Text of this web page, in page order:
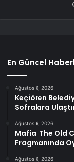
En Güncel
Ağustos 6, 2026
Keçiören
Sofralara
Ağustos 6, 2026
Mafia: The Old
Fragmanında
Ağustos 6, 2026